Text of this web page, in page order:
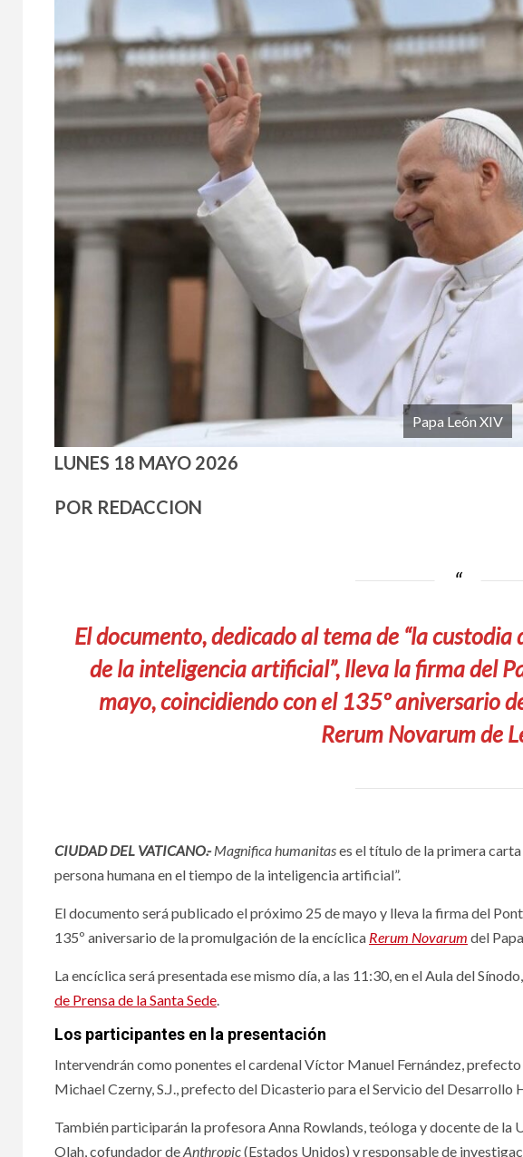
Papa León XIV
LUNES 18 MAYO 2026
POR REDACCION
El documento, dedicado al tema de “la
de la inteligencia artificial”, lleva la firma del
mayo, coincidiendo con el 135º aniversario
Rerum Novarum de
CIUDAD DEL VATICANO.- Magnifica humanitases el título de la primera
persona humana en el tiempo de la inteligencia artificial”.
El documento será publicado el próximo 25 de mayo y lleva la firma del
135º aniversario de la promulgación de la encíclica Rerum Novarum del
La encíclica será presentada ese mismo día, a las 11:30, en el Aula del
de Prensa de la Santa Sede
Los participantes en la presentación
Intervendrán como ponentes el cardenal Víctor Manuel Fernández,
Michael Czerny, S.J., prefecto del Dicasterio para el Servicio del Desarrollo
También participarán la profesora Anna Rowlands, teóloga y docente de la
Olah, cofundador deAnthropic(Estados Unidos) y responsable de